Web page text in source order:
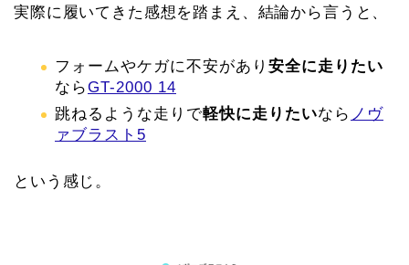
実際に履いてきた感想を踏まえ、結論から言うと、
フォームやケガに不安があり 安全に走りたい
ならGT-2000 14
跳ねるような走りで軽快に走りたいなら ノヴ
ァブラスト5
という感じ。